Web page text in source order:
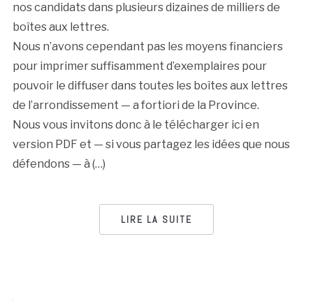
nos candidats dans plusieurs dizaines de milliers de
boîtes aux lettres.
Nous n’avons cependant pas les moyens financiers
pour imprimer suffisamment d’exemplaires pour
pouvoir le diffuser dans toutes les boîtes aux lettres
de l’arrondissement — a fortiori de la Province.
Nous vous invitons donc à le télécharger ici en
version PDF et — si vous partagez les idées que nous
défendons — à (…)
LIRE LA SUITE